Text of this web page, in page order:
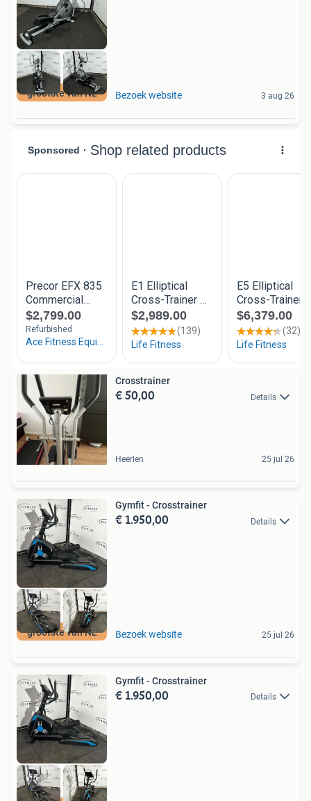
grootste van NL Bezoek website 3 aug 26
Crosstrainer
€ 50,00 Details
Heerlen 25 jul 26
grootste van NL
Gymfit - Crosstrainer
€ 1.950,00 Details
Bezoek website 25 jul 26
Gymfit - Crosstrainer
€ 1.950,00 Details